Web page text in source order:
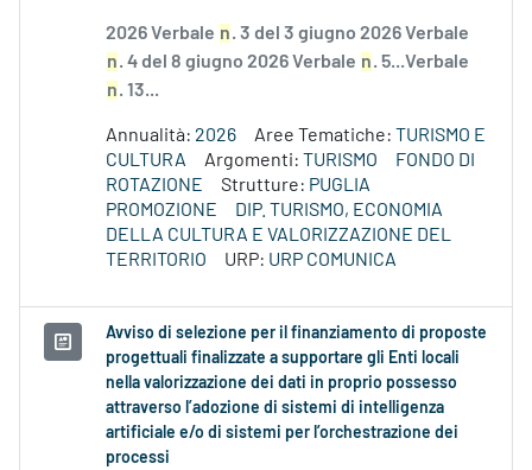
2026 Verbale n. 3 del 3 giugno 2026 Verbale
n. 4 del 8 giugno 2026 Verbale n. 5...Verbale
n. 13...
Annualità: 2026 Aree Tematiche: TURISMO E
CULTURA
Argomenti: TURISMO
FONDO DI
ROTAZIONE
Strutture: PUGLIA
PROMOZIONE
DIP. TURISMO, ECONOMIA
DELLA CULTURA E VALORIZZAZIONE DEL
TERRITORIO
URP: URP COMUNICA
Avviso di selezione per il finanziamento di proposte
progettuali finalizzate a supportare gli Enti locali
nella valorizzazione dei dati in proprio possesso
attraverso l’adozione di sistemi di intelligenza
artificiale e/o di sistemi per l’orchestrazione dei
processi